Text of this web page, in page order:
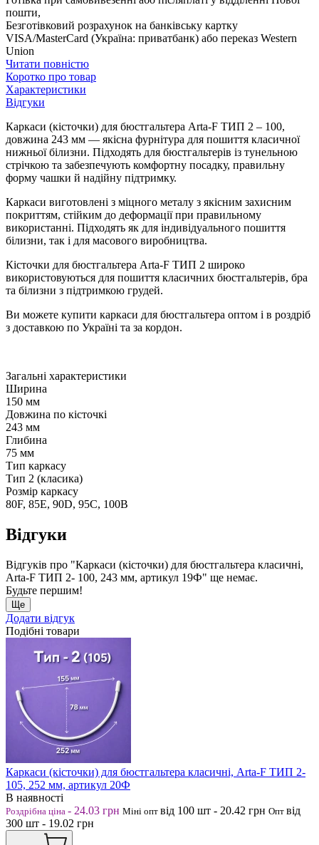
пошти,
Безготівковий розрахунок на банківську картку
VISA/MasterCard (Україна: приватбанк) або переказ Western
Union
Читати повністю
Коротко про товар
Характеристики
Відгуки
Каркаси (кісточки) для бюстгальтера Arta-F ТИП 2 – 100,
довжина 243 мм — якісна фурнітура для пошиття класичної
нижньої білизни. Підходять для бюстгальтерів із тунельною
стрічкою та забезпечують комфортну посадку, правильну
форму чашки й надійну підтримку.
Каркаси виготовлені з міцного металу з якісним захисним
покриттям, стійким до деформації при правильному
використанні. Підходять як для індивідуального пошиття
білизни, так і для масового виробництва.
Кісточки для бюстгальтера Arta-F ТИП 2 широко
використовуються для пошиття класичних бюстгальтерів, бра
та білизни з підтримкою грудей.
Ви можете купити каркаси для бюстгальтера оптом і в роздріб
з доставкою по Україні та за кордон.
Загальні характеристики
Ширина
150 мм
Довжина по кісточкі
243 мм
Глибина
75 мм
Тип каркасу
Тип 2 (класика)
Розмір каркасу
80F, 85E, 90D, 95C, 100B
Відгуки
Відгуків про "Каркаси (кісточки) для бюстгальтера класичні,
Arta-F ТИП 2- 100, 243 мм, артикул 19Ф" ще немає.
Будьте першим!
Ще
Додати відгук
Подібні товари
Каркаси (кісточки) для бюстгальтера класичні, Arta-F ТИП 2-
105, 252 мм, артикул 20Ф
В наявності
Роздрібна ціна - 24.03 грн Міні опт від 100 шт - 20.42 грн Опт від
300 шт - 19.02 грн